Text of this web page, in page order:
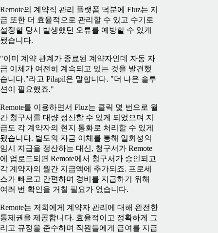
Remote의 계약직 관리 플랫폼 덕분에 Fluz는 지
급 또한 더 효율적으로 관리할 수 있고 수기로
설정할 당시 발생했던 오류를 예방할 수 있게
됐습니다.
"이미 계약 관계가 종료된 계약자인데 자동 자
금 이체가 여전히 계속되고 있는 것을 발견했
습니다."라고 Pilapil은 말합니다. "더 나은 솔루
션이 필요했죠."
Remote를 이용하면서 Fluz는 클릭 몇 번으로 월
간 청구서를 대량 정산할 수 있게 되었으며 지
급도 각 계약자의 현지 통화로 처리할 수 있게
됐습니다. 별도의 자금 이체를 통해 일회성의
임시 지급을 정산하는 대신, 청구서가 Remote
에 업로드되면 Remote에서 청구서가 승인되고
각 계약자의 월간 지급액에 추가되죠. 프로세
스가 빠르고 간편하며 경비를 지급하기 위해
여러 번 확인을 거칠 필요가 없습니다.
Remote는 저희에게 계약자 관리에 대해 완전한
통제권을 제공합니다. 효율적이고 정확하게 그
리고 규정을 준수하며 직원들에게 급여를 지급